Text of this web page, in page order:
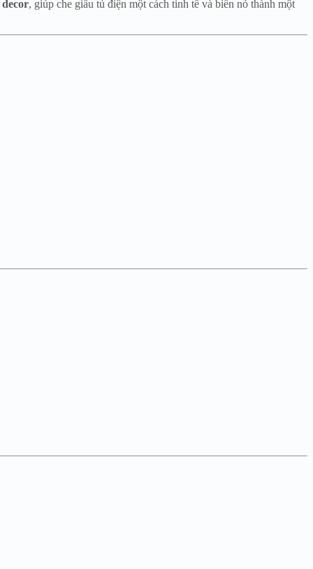
, giúp che giấu tủ điện một cách tinh tế và biến nó thành một